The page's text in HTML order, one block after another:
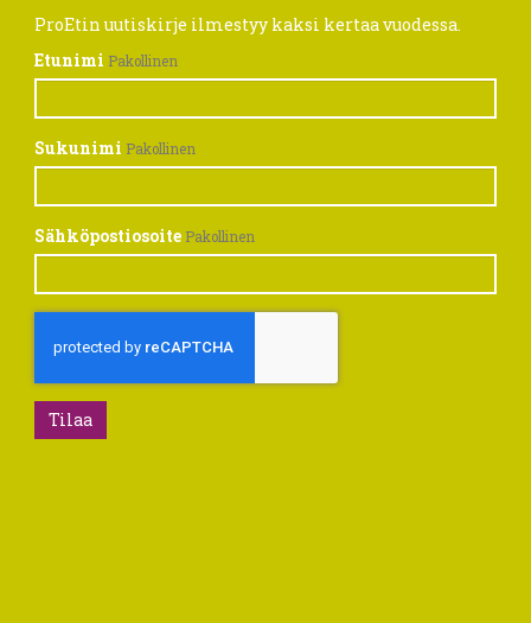
ProEtin uutiskirje ilmestyy kaksi kertaa vuodessa.
Etunimi Pakollinen
Sukunimi Pakollinen
Sähköpostiosoite Pakollinen
Tilaa